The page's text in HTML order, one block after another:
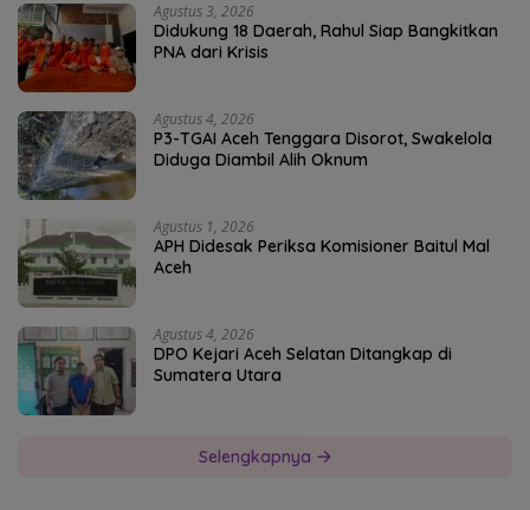
Agustus 3, 2026
Didukung 18 Daerah, Rahul Siap Bangkitkan
PNA dari Krisis
Agustus 4, 2026
P3-TGAI Aceh Tenggara Disorot, Swakelola
Diduga Diambil Alih Oknum
Agustus 1, 2026
APH Didesak Periksa Komisioner Baitul Mal
Aceh
Agustus 4, 2026
DPO Kejari Aceh Selatan Ditangkap di
Sumatera Utara
Selengkapnya